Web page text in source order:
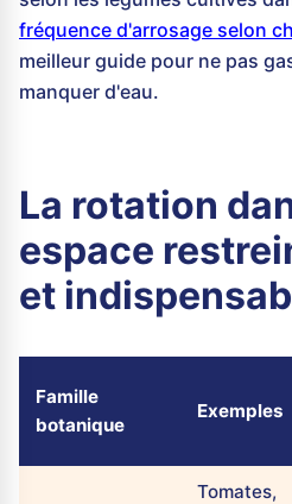
fréquence d'arrosage selon
meilleur guide pour ne pas
manquer d'eau.
La rotation
espace
et
Famille
botanique
Exemples
Tomates,